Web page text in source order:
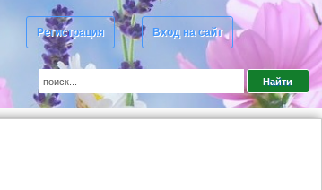
Регистрация Вход на сайт